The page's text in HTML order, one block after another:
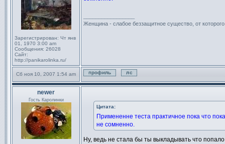
Зарегистрирован: Чт янв
01, 1970 3:00 am
Сообщения: 26028
Сайт:
http://panikarolinka.ru/
Женщина - слабое беззащитное существо, от
Сб ноя 10, 2007 1:54 am
Профиль
Отправить личное
newer
Гость Каролинки
Цитата:
Примененне теста практичное пока что
не сомненно.
Ну, ведь не стала бы ты выкладывать что